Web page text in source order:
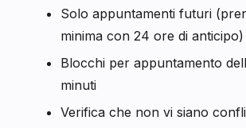
Solo appuntamenti futuri
minima con 24 ore di anticipo)
Blocchi per appuntamento
minuti
Verifica che non vi siano